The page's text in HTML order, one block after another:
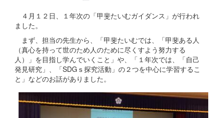
４月１２日、１年次の「甲斐たいむガイダンス」が行われ
ました。
まず、担当の先生から、「甲斐たいむでは、「甲斐ある人
（真心を持って世のため人のために尽くすよう努力する
人）」を目指し学んでいくこと」や、「１年次では、「自己
発見研究」、「SDGｓ探究活動」の２つを中心に学習するこ
と」などのお話がありました。